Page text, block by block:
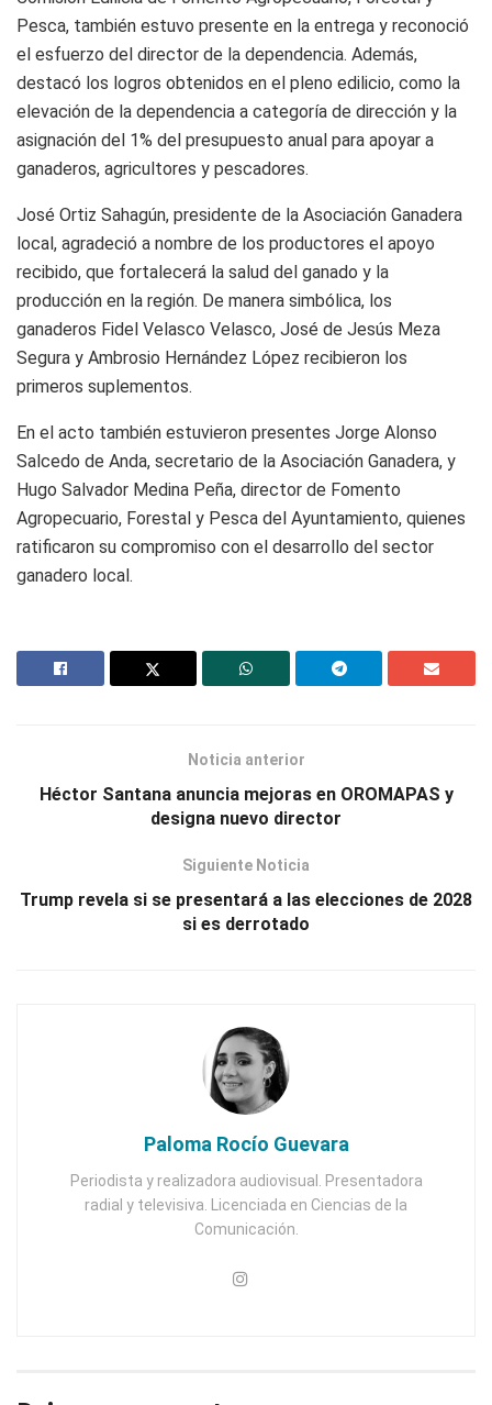
Pesca, también estuvo presente en la entrega y reconoció
el esfuerzo del director de la dependencia. Además,
destacó los logros obtenidos en el pleno edilicio, como la
elevación de la dependencia a categoría de dirección y la
asignación del 1% del presupuesto anual para apoyar a
ganaderos, agricultores y pescadores.
José Ortiz Sahagún, presidente de la Asociación Ganadera
local, agradeció a nombre de los productores el apoyo
recibido, que fortalecerá la salud del ganado y la
producción en la región. De manera simbólica, los
ganaderos Fidel Velasco Velasco, José de Jesús Meza
Segura y Ambrosio Hernández López recibieron los
primeros suplementos.
En el acto también estuvieron presentes Jorge Alonso
Salcedo de Anda, secretario de la Asociación Ganadera, y
Hugo Salvador Medina Peña, director de Fomento
Agropecuario, Forestal y Pesca del Ayuntamiento, quienes
ratificaron su compromiso con el desarrollo del sector
ganadero local.
Noticia anterior
Héctor Santana anuncia mejoras en OROMAPAS y
designa nuevo director
Siguiente Noticia
Trump revela si se presentará a las elecciones de 2028
si es derrotado
Paloma Rocío Guevara
Periodista y realizadora audiovisual. Presentadora
radial y televisiva. Licenciada en Ciencias de la
Comunicación.